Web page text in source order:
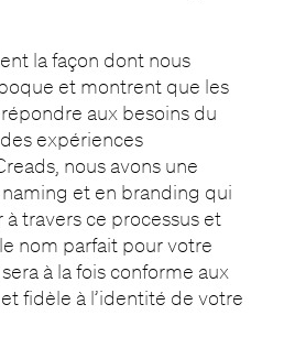
la façon dont nous
et montrent que les
aux besoins du
expériences
nous avons une
et en branding qui
travers ce processus et
nom parfait pour votre
à la fois conforme aux
fidèle à l’identité de votre